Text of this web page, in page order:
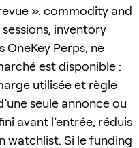
». commodity and
inventory
OneKey Perps, ne
est disponible :
utilisée et règle
seule annonce ou
avant l’entrée, réduis
watchlist. Si le funding